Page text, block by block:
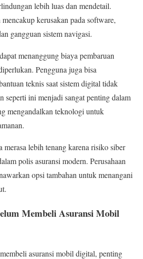
lebih luas dan mendetail.
kerusakan pada software,
gangguan sistem navigasi.
menanggung biaya pembaruan
Pengguna juga bisa
teknis saat sistem digital tidak
seperti ini menjadi sangat penting dalam
mengandalkan teknologi untuk
lebih tenang karena risiko siber
polis asuransi modern. Perusahaan
opsi tambahan untuk menangani
Membeli Asuransi Mobil
asuransi mobil digital, penting